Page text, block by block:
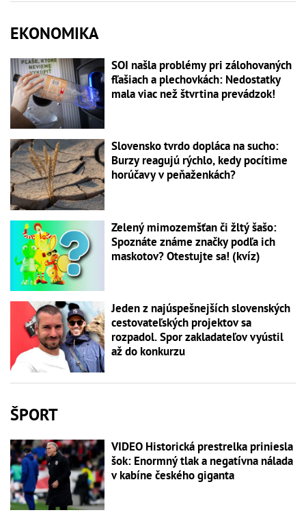
EKONOMIKA
SOI našla problémy pri zálohovaných
fľašiach a plechovkách: Nedostatky
mala viac než štvrtina prevádzok!
Slovensko tvrdo dopláca na sucho:
Burzy reagujú rýchlo, kedy pocítime
horúčavy v peňaženkách?
Zelený mimozemšťan či žltý šašo:
Spoznáte známe značky podľa ich
maskotov? Otestujte sa! (kvíz)
Jeden z najúspešnejších slovenských
cestovateľských projektov sa
rozpadol. Spor zakladateľov vyústil
až do konkurzu
ŠPORT
VIDEO Historická prestrelka priniesla
šok: Enormný tlak a negatívna nálada
v kabíne českého giganta